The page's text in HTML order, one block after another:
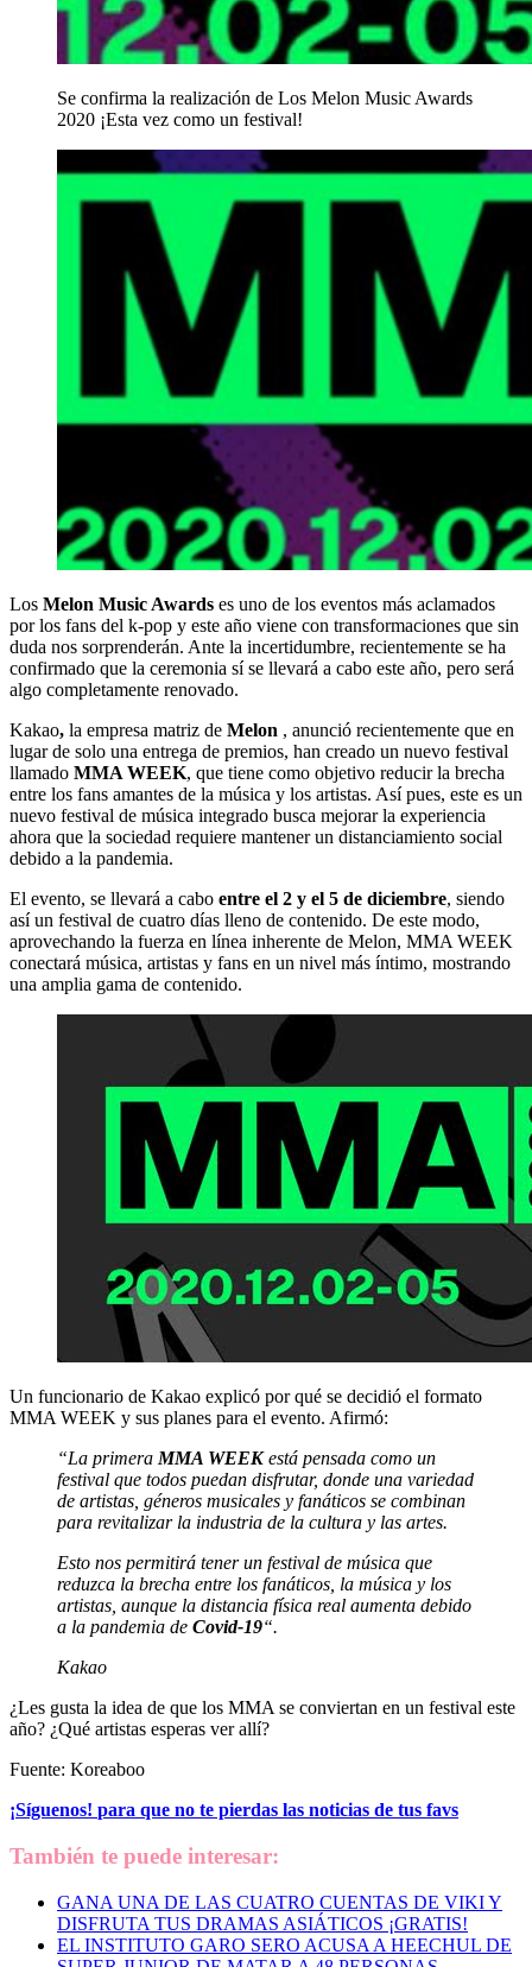
Se confirma la realización de Los Melon Music Awards
2020 ¡Esta vez como un festival!
Los Melon Music Awards es uno de los eventos más aclamados
por los fans del k-pop y este año viene con transformaciones que sin
duda nos sorprenderán. Ante la incertidumbre, recientemente se ha
confirmado que la ceremonia sí se llevará a cabo este año, pero será
algo completamente renovado.
Kakao, la empresa matriz de Melon , anunció recientemente que en
lugar de solo una entrega de premios, han creado un nuevo festival
llamado MMA WEEK, que tiene como objetivo reducir la brecha
entre los fans amantes de la música y los artistas. Así pues, este es un
nuevo festival de música integrado busca mejorar la experiencia
ahora que la sociedad requiere mantener un distanciamiento social
debido a la pandemia.
El evento, se llevará a cabo entre el 2 y el 5 de diciembre, siendo
así un festival de cuatro días lleno de contenido. De este modo,
aprovechando la fuerza en línea inherente de Melon, MMA WEEK
conectará música, artistas y fans en un nivel más íntimo, mostrando
una amplia gama de contenido.
Un funcionario de Kakao explicó por qué se decidió el formato
MMA WEEK y sus planes para el evento. Afirmó:
“La primera MMA WEEKestá pensada como un
festival que todos puedan disfrutar, donde una variedad
de artistas, géneros musicales y fanáticos se combinan
para revitalizar la industria de la cultura y las artes.
Esto nos permitirá tener un festival de música que
reduzca la brecha entre los fanáticos, la música y los
artistas, aunque la distancia física real aumenta debido
a la pandemia de Covid-19“.
Kakao
¿Les gusta la idea de que los MMA se conviertan en un festival este
año? ¿Qué artistas esperas ver allí?
Fuente: Koreaboo
¡Síguenos! para que no te pierdas las noticias de tus favs
También te puede interesar:
GANA UNA DE LAS CUATRO CUENTAS DE VIKI Y
DISFRUTA TUS DRAMAS ASIÁTICOS ¡GRATIS!
EL INSTITUTO GARO SERO ACUSA A HEECHUL DE